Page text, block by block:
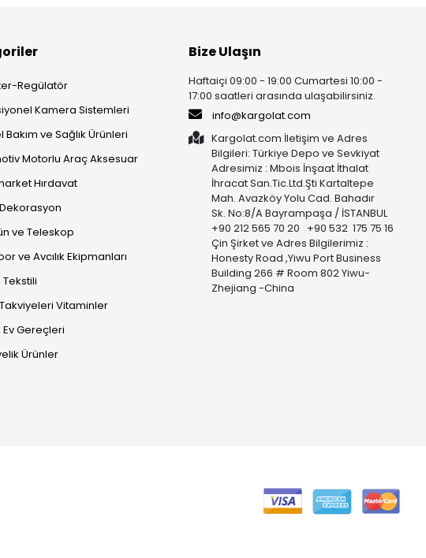
Regülatör
Kamera Sistemleri
Bakım ve Sağlık Ürünleri
Motorlu Araç Aksesuar
Hırdavat
ve Teleskop
ve Avcılık Ekipmanları
Vitaminler
Ev Gereçleri
Ürünler
Bize Ulaşın
Haftaiçi 09:00 - 19:00 Cumartesi 10:00 -
17:00 saatleri arasında ulaşabilirsiniz.
info@kargolat.com
Kargolat.com İletişim ve Adres
Bilgileri: Türkiye Depo ve Sevkiyat
Adresimiz : Mbois İnşaat İthalat
İhracat San.Tic.Ltd.Şti Kartaltepe
Mah. Avazköy Yolu Cad. Bahadır
Sk. No:8/A Bayrampaşa / İSTANBUL
+90 212 565 70 20 +90 532 175 75 16
Çin Şirket ve Adres Bilgilerimiz :
Honesty Road ,Yiwu Port Business
Building 266 # Room 802 Yiwu-
Zhejiang -China